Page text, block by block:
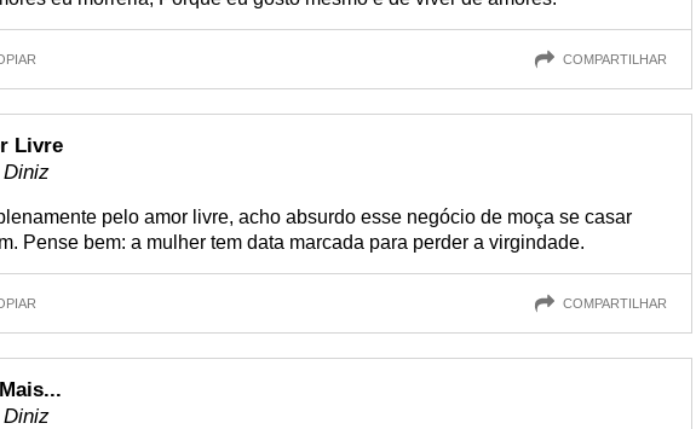
COMPARTILHAR
Livre
pelo amor livre, acho absurdo esse negócio de moça se casar
Pense bem: a mulher tem data marcada para perder a virgindade.
COMPARTILHAR